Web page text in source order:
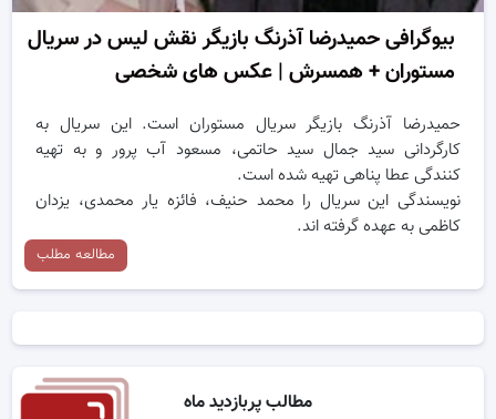
بیوگرافی حمیدرضا آذرنگ بازیگر نقش لیس در سریال
مستوران + همسرش | عکس های شخصی
حمیدرضا آذرنگ بازیگر سریال مستوران است. این سریال به
کارگردانی سید جمال سید حاتمی، مسعود آب پرور و به تهیه
کنندگی عطا پناهی تهیه شده است.
نویسندگی این سریال را محمد حنیف، فائزه یار محمدی، یزدان
کاظمی به عهده گرفته اند.
مطالعه مطلب
مطالب پربازدید ماه